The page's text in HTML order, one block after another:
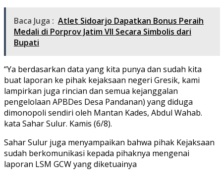
Baca Juga : Atlet Sidoarjo Dapatkan Bonus Peraih
Medali di Porprov Jatim VII Secara Simbolis dari
Bupati
“Ya berdasarkan data yang kita punya dan sudah kita
buat laporan ke pihak kejaksaan negeri Gresik, kami
lampirkan juga rincian dan semua kejanggalan
pengelolaan APBDes Desa Pandanan) yang diduga
dimonopoli sendiri oleh Mantan Kades, Abdul Wahab.
kata Sahar Sulur. Kamis (6/8).
Sahar Sulur juga menyampaikan bahwa pihak Kejaksaan
sudah berkomunikasi kepada pihaknya mengenai
laporan LSM GCW yang diketuainya